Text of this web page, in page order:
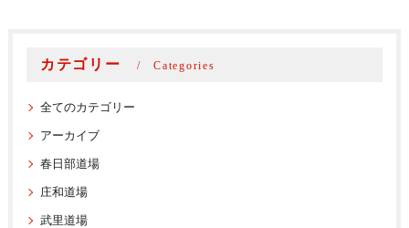
カテゴリー Categories
全てのカテゴリー
アーカイブ
春日部道場
庄和道場
武里道場